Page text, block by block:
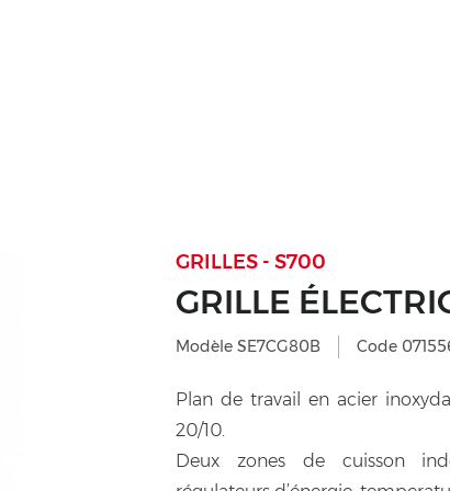
GRILLES - S700
GRILLE
Modèle SE7CG80B Code
Plan de travail en acier
20/10.
Deux zones de cuisson